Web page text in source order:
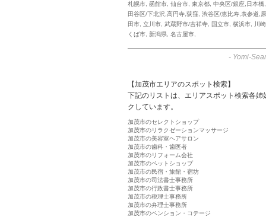
札幌市 函館市 仙台市 東京都 中央区/銀座,日本橋
田谷区/下北沢,高円寺,荻窪 渋谷区/恵比寿,表参道,
田市
立川市 武蔵野市/吉祥寺 国立市 横浜市
川
くば市 新潟県 名古屋市
- Yomi-
【加茂市エリアのスポット検索】
下記のリストは、エリアスポット検索各
クしています。
加茂市のセレクトショップ
加茂市のリラクゼーションマッサージ
加茂市の美容室ヘアサロン
加茂市の歯科・歯医者
加茂市のリフォーム会社
加茂市のペットショップ
加茂市の民宿・旅館・宿坊
加茂市の司法書士事務所
加茂市の行政書士事務所
加茂市の税理士事務所
加茂市の弁理士事務所
加茂市のペンション・コテージ